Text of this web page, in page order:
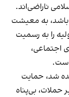
ناراضی‌اند.
به معیشت
را به رسمیت
اجتماعی،
شد، حمایت
حملات، بی‌پناه